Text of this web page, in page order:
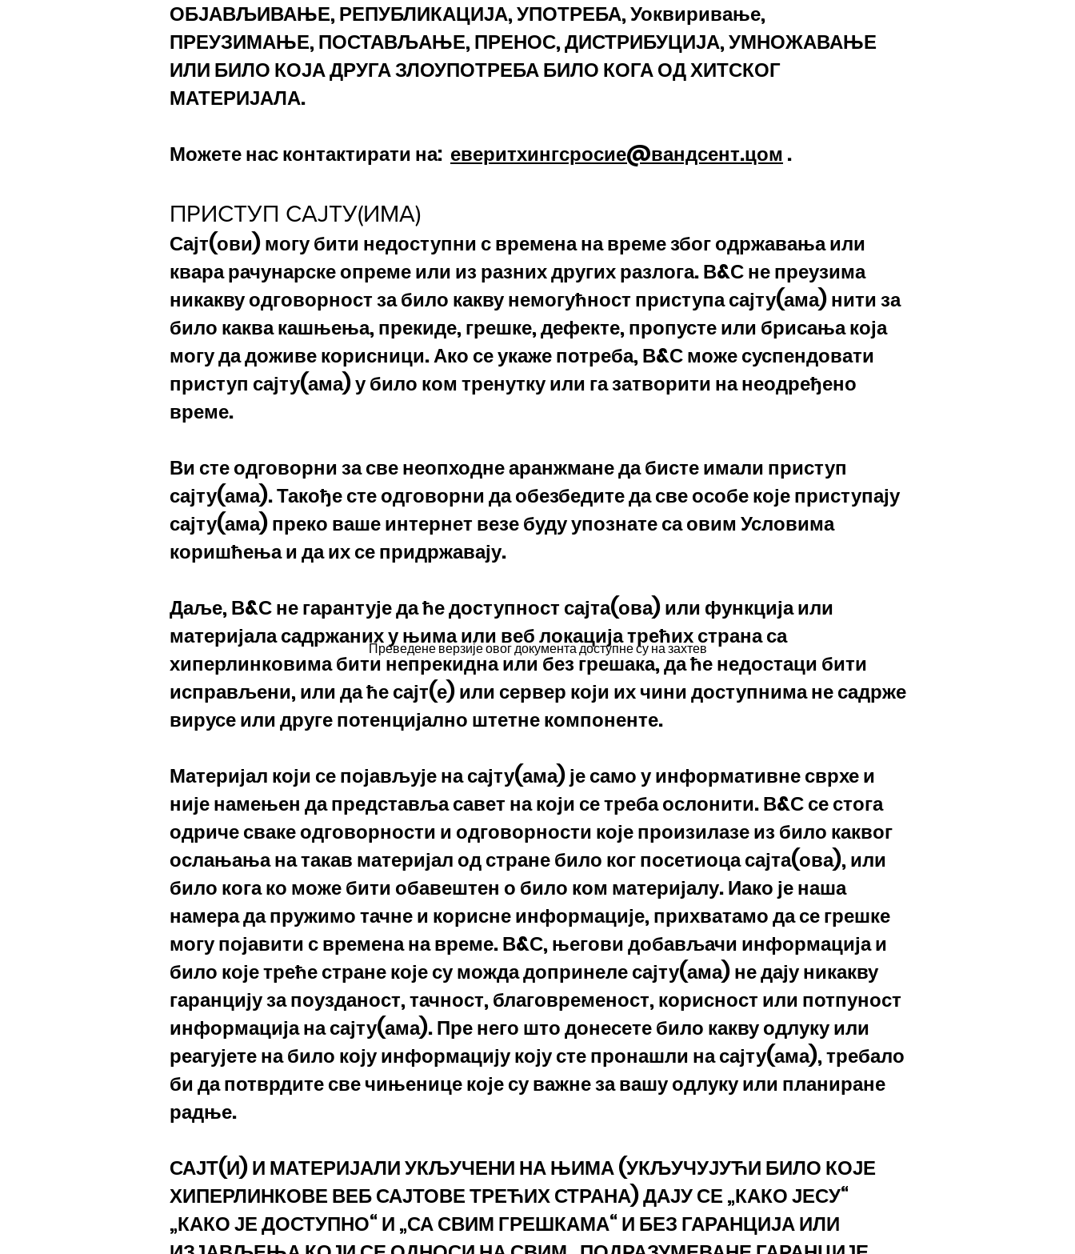
ОБЈАВЉИВАЊЕ, РЕПУБЛИКАЦИЈА, УПОТРЕБА, Уоквиривање,
ПРЕУЗИМАЊЕ, ПОСТАВЉАЊЕ, ПРЕНОС, ДИСТРИБУЦИЈА, УМНОЖАВАЊЕ
ИЛИ БИЛО КОЈА ДРУГА ЗЛОУПОТРЕБА БИЛО КОГА ОД ХИТСКОГ
МАТЕРИЈАЛА.
Можете нас контактирати на: еверитхингсросие@вандсент.цом .
ПРИСТУП САЈТУ(ИМА)
Сајт(ови) могу бити недоступни с времена на време због одржавања или
квара рачунарске опреме или из разних других разлога. В&С не преузима
никакву одговорност за било какву немогућност приступа сајту(ама) нити за
било каква кашњења, прекиде, грешке, дефекте, пропусте или брисања која
могу да доживе корисници. Ако се укаже потреба, В&С може суспендовати
приступ сајту(ама) у било ком тренутку или га затворити на неодређено
време.
Ви сте одговорни за све неопходне аранжмане да бисте имали приступ
сајту(ама). Такође сте одговорни да обезбедите да све особе које приступају
сајту(ама) преко ваше интернет везе буду упознате са овим Условима
коришћења и да их се придржавају.
Даље, В&С не гарантује да ће доступност сајта(ова) или функција или
материјала садржаних у њима или веб локација трећих страна са
хиперлинковима бити непрекидна или без грешака, да ће недостаци бити
исправљени, или да ће сајт(е) или сервер који их чини доступнима не садрже
вирусе или друге потенцијално штетне компоненте.
Материјал који се појављује на сајту(ама) је само у информативне сврхе и
није намењен да представља савет на који се треба ослонити. В&С се стога
одриче сваке одговорности и одговорности које произилазе из било каквог
ослањања на такав материјал од стране било ког посетиоца сајта(ова), или
било кога ко може бити обавештен о било ком материјалу. Иако је наша
намера да пружимо тачне и корисне информације, прихватамо да се грешке
могу појавити с времена на време. В&С, његови добављачи информација и
било које треће стране које су можда допринеле сајту(ама) не дају никакву
гаранцију за поузданост, тачност, благовременост, корисност или потпуност
информација на сајту(ама). Пре него што донесете било какву одлуку или
реагујете на било коју информацију коју сте пронашли на сајту(ама), требало
би да потврдите све чињенице које су важне за вашу одлуку или планиране
радње.
САЈТ(И) И МАТЕРИЈАЛИ УКЉУЧЕНИ НА ЊИМА (УКЉУЧУЈУЋИ БИЛО КОЈЕ
ХИПЕРЛИНКОВЕ ВЕБ САЈТОВЕ ТРЕЋИХ СТРАНА) ДАЈУ СЕ „КАКО ЈЕСУ“
„КАКО ЈЕ ДОСТУПНО“ И „СА СВИМ ГРЕШКАМА“ И БЕЗ ГАРАНЦИЈА ИЛИ
Преведене верзије овог документа доступне су на захтев